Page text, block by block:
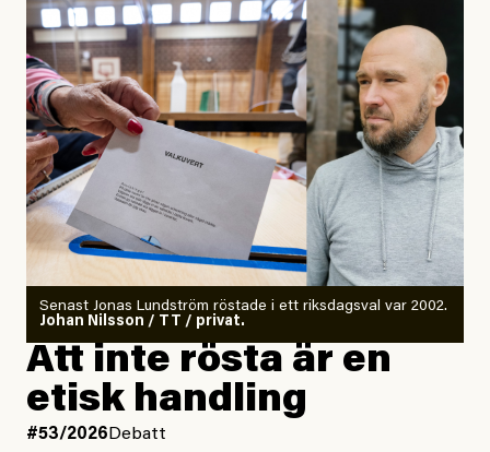
utpekas som israelisk infiltratör”. Enligt ingressen
handlar artikeln om en person vars ”bakgrund skapar
splittring och oro i rörelsen”. Problemet är att artikeln
skapar betydligt mer oro i palestinarörelsen – och den
oberoende vänstern – än den porträtterade personen
eller dess bakgrund.
Det finns en väldigt enkel regel inom alla politiska
rörelser när det gäller misstänkta infiltratörer:
Antingen har en bevis på att de är infiltratörer, och då
ska en gå ut med det så fort det bara går för att skydda
rörelsen. Eller så har en inga bevis, bara misstankar,
och då ska en efterforska diskret, just för att inte skapa
oro inom rörelsen.
Senast Jonas Lundström röstade i ett riksdagsval var 2002.
Johan Nilsson / TT / privat.
Att inte rösta är en
etisk handling
#53/2026 Debatt